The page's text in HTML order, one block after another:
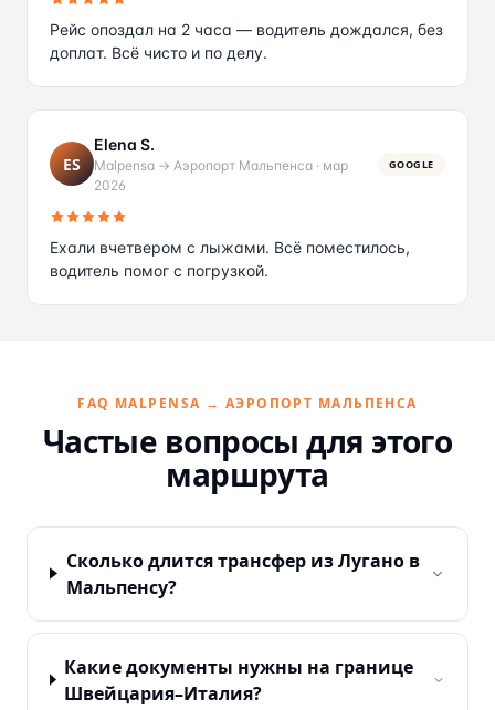
Рейс опоздал на 2 часа — водитель дождался, без
доплат. Всё чисто и по делу.
ES
Elena S.
Malpensa → Аэропорт Мальпенса · мар
2026
GOOGLE
Ехали вчетвером с лыжами. Всё поместилось,
водитель помог с погрузкой.
FAQ MALPENSA → АЭРОПОРТ МАЛЬПЕНСА
Частые вопросы для этого
маршрута
Сколько длится трансфер из Лугано в
Мальпенсу?
Какие документы нужны на границе
Швейцария–Италия?